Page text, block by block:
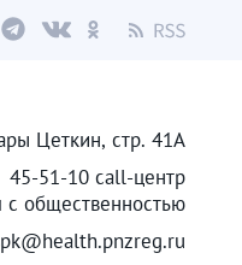
Цеткин, стр. 41А
45-51-10 call-центр
общественностью